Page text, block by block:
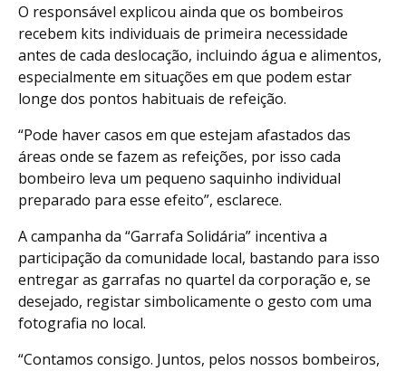
O responsável explicou ainda que os bombeiros
recebem kits individuais de primeira necessidade
antes de cada deslocação, incluindo água e alimentos,
especialmente em situações em que podem estar
longe dos pontos habituais de refeição.
“Pode haver casos em que estejam afastados das
áreas onde se fazem as refeições, por isso cada
bombeiro leva um pequeno saquinho individual
preparado para esse efeito”, esclarece.
A campanha da “Garrafa Solidária” incentiva a
participação da comunidade local, bastando para isso
entregar as garrafas no quartel da corporação e, se
desejado, registar simbolicamente o gesto com uma
fotografia no local.
“Contamos consigo. Juntos, pelos nossos bombeiros,